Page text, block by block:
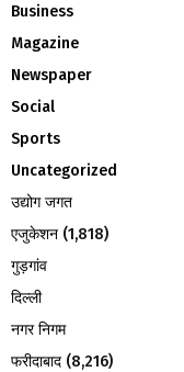
o
r
:
Business
Magazine
Newspaper
Social
Sports
Uncategorized
उद्योग जगत
एजुकेशन (1,818)
गुड़गांव
दिल्ली
नगर निगम
फरीदाबाद (8,216)